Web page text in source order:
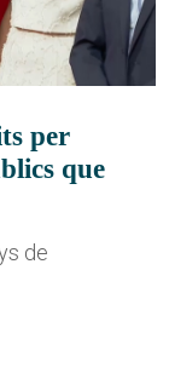
per
que
de